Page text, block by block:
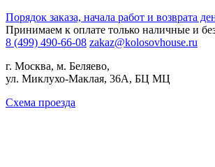
Порядок заказа, начала работ и возврата
Принимаем к оплате только наличные и
8 (499) 490-66-08 zakaz@kolosovhouse.ru
г. Москва, м. Беляево,
ул. Миклухо-Маклая, 36А, БЦ МЦ
Схема проезда